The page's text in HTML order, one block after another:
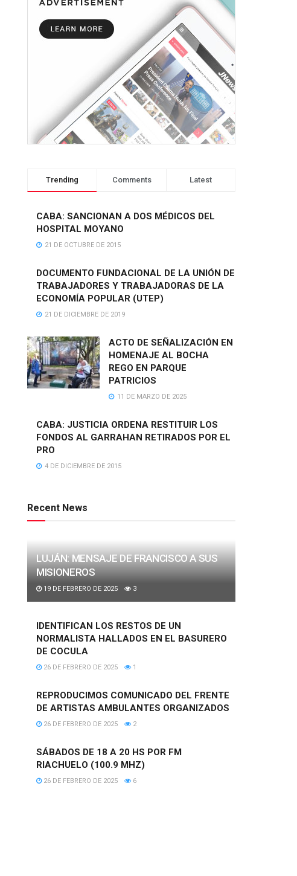
Trending Comments Latest
CABA: SANCIONAN A DOS MÉDICOS DEL
HOSPITAL MOYANO
21 DE OCTUBRE DE 2015
DOCUMENTO FUNDACIONAL DE LA UNIÓN DE
TRABAJADORES Y TRABAJADORAS DE LA
ECONOMÍA POPULAR (UTEP)
21 DE DICIEMBRE DE 2019
ACTO DE SEÑALIZACIÓN EN
HOMENAJE AL BOCHA
REGO EN PARQUE
PATRICIOS
11 DE MARZO DE 2025
CABA: JUSTICIA ORDENA RESTITUIR LOS
FONDOS AL GARRAHAN RETIRADOS POR EL
PRO
4 DE DICIEMBRE DE 2015
Recent News
LUJÁN: MENSAJE DE FRANCISCO A SUS
MISIONEROS
19 DE FEBRERO DE 2025 3
IDENTIFICAN LOS RESTOS DE UN
NORMALISTA HALLADOS EN EL BASURERO
DE COCULA
26 DE FEBRERO DE 2025 1
REPRODUCIMOS COMUNICADO DEL FRENTE
DE ARTISTAS AMBULANTES ORGANIZADOS
26 DE FEBRERO DE 2025 2
SÁBADOS DE 18 A 20 HS POR FM
RIACHUELO (100.9 MHZ)
26 DE FEBRERO DE 2025 6